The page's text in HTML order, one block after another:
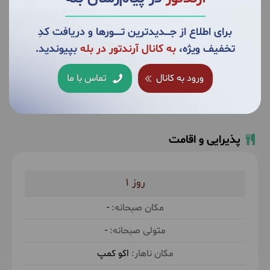
برای اطلاع از جــــدیدترین تــــــورها و دریافت کدِ
تخفیف ویژه،به کانال آرندتور در بله بپیوندید.
ورود به کانال تماس با ما
از باغ ثبت جهانی شازده ماهان و گلدانهای طبیعی کویر
"نبکاها" دیدن می‌کنیم. حوالی ظهر به هتل می‌رسیم و
بعد از پذیرش و صرف ناهاری دلچسب به سوی کلوت ها
حرکت می‌کنیم. غروب آفتاب را در کنار کلوت‌های زیبای
شهداد تجربه خواهیم کرد و اوایل شب به اکوکمپ باز
دور هم نشینی کنار آتش و در ادامه رصد آسمان لوت را
پیش رو داریم و برای ساعاتی ضمن شنیدن توضیحات
ناهار در اکو کمپ توسط آرند تور
شام در اکو
بیشــتر
پذیرایی و اقامت
1
-
-
اکو کمپ